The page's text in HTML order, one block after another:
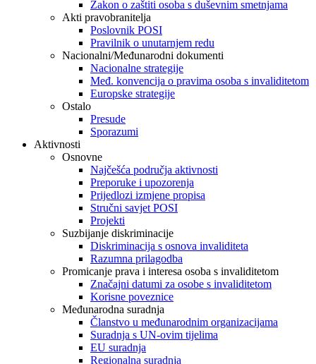
Zakon o zaštiti osoba s duševnim smetnjama
Akti pravobranitelja
Poslovnik POSI
Pravilnik o unutarnjem redu
Nacionalni/Međunarodni dokumenti
Nacionalne strategije
Međ. konvencija o pravima osoba s invaliditetom
Europske strategije
Ostalo
Presude
Sporazumi
Aktivnosti
Osnovne
Najčešća područja aktivnosti
Preporuke i upozorenja
Prijedlozi izmjene propisa
Stručni savjet POSI
Projekti
Suzbijanje diskriminacije
Diskriminacija s osnova invaliditeta
Razumna prilagodba
Promicanje prava i interesa osoba s invaliditetom
Značajni datumi za osobe s invaliditetom
Korisne poveznice
Međunarodna suradnja
Članstvo u međunarodnim organizacijama
Suradnja s UN-ovim tijelima
EU suradnja
Regionalna suradnja